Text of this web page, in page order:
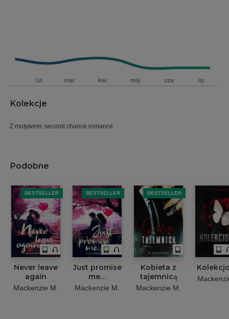
Kolekcje
Z motywem: second chance romance
Podobne
BESTSELLER
Never leave
again
Mackenzie M.
BESTSELLER
Just promise
me…
Mackenzie M.
BESTSELLER
Kobieta z
tajemnicą
Mackenzie M.